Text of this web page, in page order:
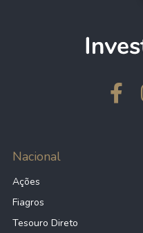
Nacional
Ações
Fiagros
Tesouro Direto